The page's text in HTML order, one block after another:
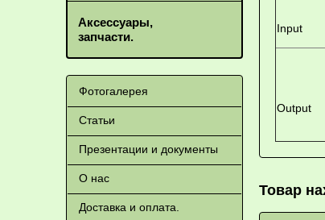
Input
Output
Товар
Аксессуары,
запчасти.
Фотогалерея
Статьи
Презентации и документы
О нас
Доставка и оплата.